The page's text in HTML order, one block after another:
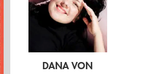
permitted to load due to
disclosed to the visitor.
needs to setup the site
this content to the list
used.
DANA VON